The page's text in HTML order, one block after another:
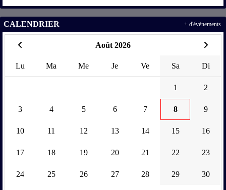
CALENDRIER
Août 2026
Lu Ma Me Je Ve Sa Di
1 2
3 4 5 6 7 8 9
10 11 12 13 14 15 16
17 18 19 20 21 22 23
24 25 26 27 28 29 30
+ d'évènements